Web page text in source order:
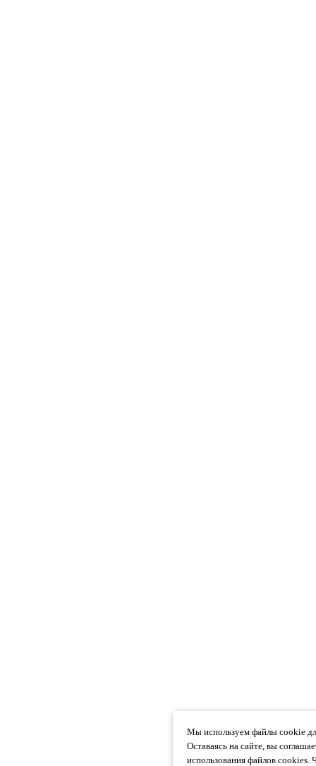
Мы используем файлы cookie
Оставаясь на сайте, вы
использования файлов cookies.